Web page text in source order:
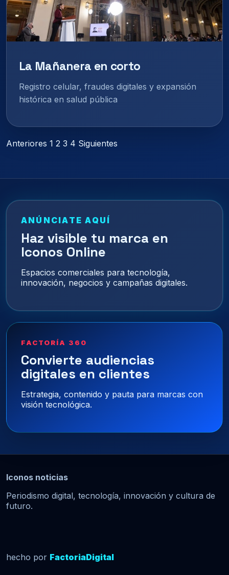
La Mañanera en corto
Registro celular, fraudes digitales y expansión
histórica en salud pública
Paginación
entradas
Anteriores 1 2 3 4 Siguientes
ANÚNCIATE AQUÍ
Haz visible tu marca en
Iconos Online
Espacios comerciales para tecnología,
innovación, negocios y campañas digitales.
FACTORÍA 360
Convierte audiencias
digitales en clientes
Estrategia, contenido y pauta para marcas con
visión tecnológica.
Iconos noticias
Periodismo digital, tecnología, innovación y cultura de
futuro.
hecho por FactoriaDigital